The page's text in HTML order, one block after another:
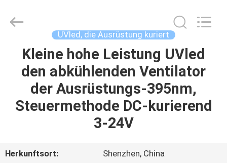
HAUS
PRODUKTE
Electronics
UVled, die Ausrüstung kuriert
Kleine hohe Leistung UVled
den abkühlenden Ventilator
der Ausrüstungs-395nm,
Steuermethode DC-kurierend
3-24V
Herkunftsort:
Shenzhen, China